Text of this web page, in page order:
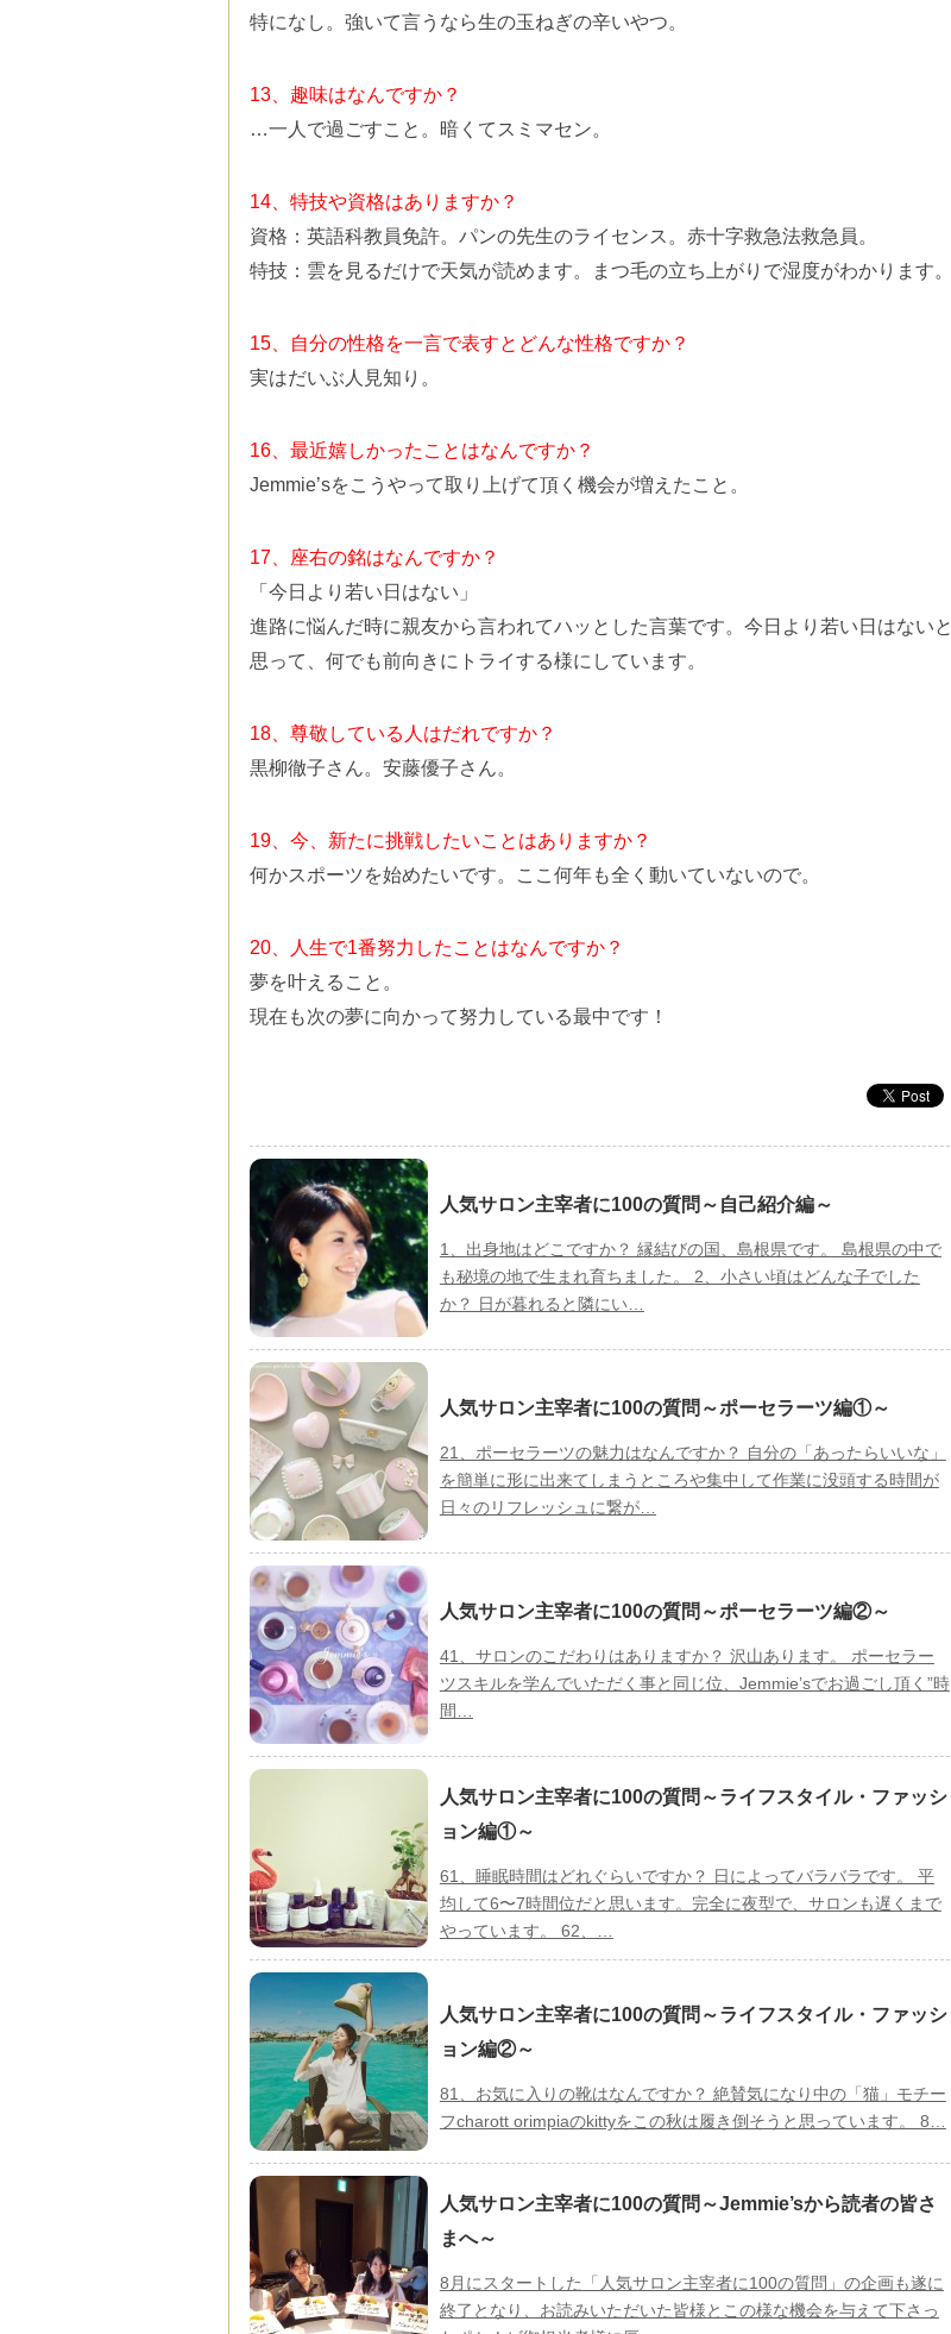
特になし。強いて言うなら生の玉ねぎの辛いやつ。
13、趣味はなんですか？
…一人で過ごすこと。暗くてスミマセン。
14、特技や資格はありますか？
資格：英語科教員免許。パンの先生のライセンス。赤十字救急法救急員。
特技：雲を見るだけで天気が読めます。まつ毛の立ち上がりで湿度がわかります。
15、自分の性格を一言で表すとどんな性格ですか？
実はだいぶ人見知り。
16、最近嬉しかったことはなんですか？
Jemmie’sをこうやって取り上げて頂く機会が増えたこと。
17、座右の銘はなんですか？
「今日より若い日はない」
進路に悩んだ時に親友から言われてハッとした言葉です。今日より若い日はないと
思って、何でも前向きにトライする様にしています。
18、尊敬している人はだれですか？
黒柳徹子さん。安藤優子さん。
19、今、新たに挑戦したいことはありますか？
何かスポーツを始めたいです。ここ何年も全く動いていないので。
20、人生で1番努力したことはなんですか？
夢を叶えること。
現在も次の夢に向かって努力している最中です！
人気サロン主宰者に100の質問～自己紹介編～
1、出身地はどこですか？ 縁結びの国、島根県です。 島根県の中で
も秘境の地で生まれ育ちました。 2、小さい頃はどんな子でした
か？ 日が暮れると隣にい…
人気サロン主宰者に100の質問～ポーセラーツ編①～
21、ポーセラーツの魅力はなんですか？ 自分の「あったらいいな」
を簡単に形に出来てしまうところや集中して作業に没頭する時間が
日々のリフレッシュに繋が…
人気サロン主宰者に100の質問～ポーセラーツ編②～
41、サロンのこだわりはありますか？ 沢山あります。 ポーセラー
ツスキルを学んでいただく事と同じ位、Jemmie’sでお過ごし頂く”時
間…
人気サロン主宰者に100の質問～ライフスタイル・ファッシ
ョン編①～
61、睡眠時間はどれぐらいですか？ 日によってバラバラです。 平
均して6〜7時間位だと思います。完全に夜型で、サロンも遅くまで
やっています。 62、…
人気サロン主宰者に100の質問～ライフスタイル・ファッシ
ョン編②～
81、お気に入りの靴はなんですか？ 絶賛気になり中の「猫」モチー
フcharott orimpiaのkittyをこの秋は履き倒そうと思っています。 8…
人気サロン主宰者に100の質問～Jemmie’sから読者の皆さ
まへ～
8月にスタートした「人気サロン主宰者に100の質問」の企画も遂に
終了となり、お読みいただいた皆様とこの様な機会を与えて下さっ